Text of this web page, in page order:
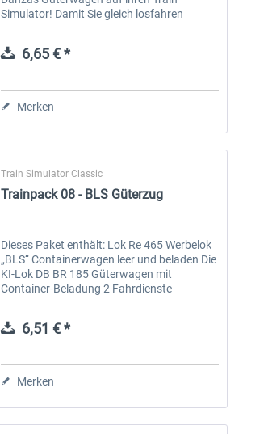
Simulator! Damit Sie gleich losfahren
der...6,65 € *
Merken
Train Simulator Classic
Trainpack 08 - BLS Güterzug
Dieses Paket enthält: Lok Re 465 Werbelok
„BLS“ Containerwagen leer und beladen Die
KI-Lok DB BR 185 Güterwagen mit
Container-Beladung 2 Fahrdienste
nach...6,51 € *
Merken